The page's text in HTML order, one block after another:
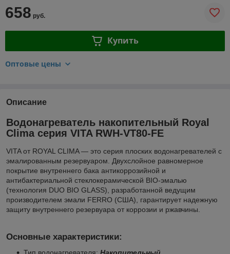
658 руб.
Купить
Оптовые цены
Описание
Водонагреватель накопительный Royal
Clima серия VITA RWH-VT80-FE
VITA от ROYAL CLIMA — это серия плоских водонагревателей с
эмалированным резервуаром. Двухслойное равномерное
покрытие внутреннего бака антикоррозийной и
антибактериальной стеклокерамической BIO-эмалью
(технология DUO BIO GLASS), разработанной ведущим
производителем эмали FERRO (США), гарантирует надежную
защиту внутреннего резервуара от коррозии и ржавчины.
Основные характеристики: